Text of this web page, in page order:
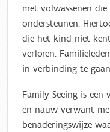
met volwassenen
ondersteunen.
die het kind niet
verloren.
in verbinding te
Family Seeing is een
en nauw verwant
benaderingswijze